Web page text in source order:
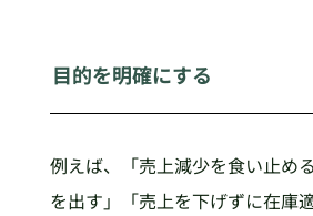
目的を明確にする
例えば、「売上減少を食い止め
を出す」「売上を下げずに在庫